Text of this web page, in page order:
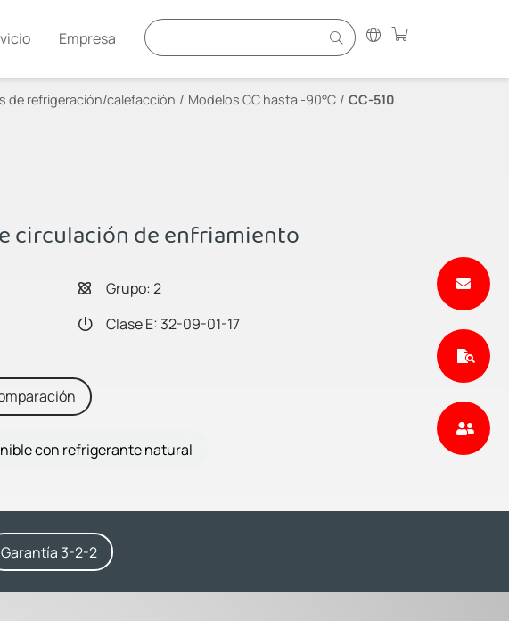
Empresa
de refrigeración/calefacción Modelos CC hasta -90°C CC-510
circulación de enfriamiento
Grupo: 2
Clase E: 32-09-01-17
con refrigerante natural
Garantía 3-2-2